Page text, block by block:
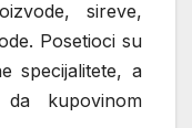
sireve,
Posetioci su
specijalitete, a
kupovinom